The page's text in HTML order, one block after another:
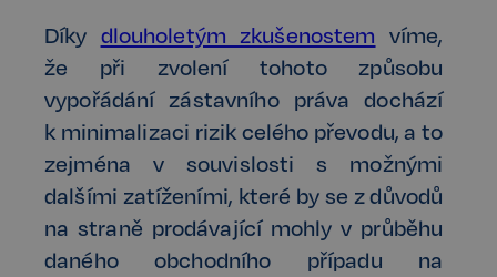
Díky dlouholetým zkušenostem víme,
že při zvolení tohoto způsobu
vypořádání zástavního práva dochází
k minimalizaci rizik celého převodu, a to
zejména v souvislosti s možnými
dalšími zatíženími, které by se z důvodů
na straně prodávající mohly v průběhu
daného obchodního případu na